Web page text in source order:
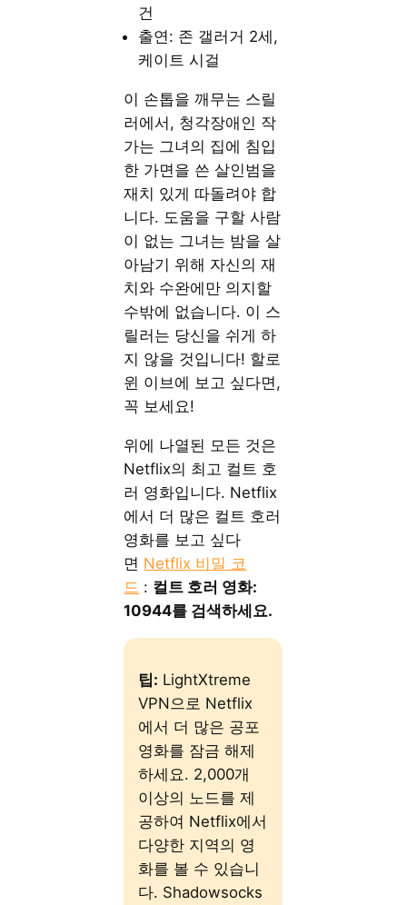
건
출연: 존 갤러거 2세,
케이트 시걸
이 손톱을 깨무는 스릴
러에서, 청각장애인 작
가는 그녀의 집에 침입
한 가면을 쓴 살인범을
재치 있게 따돌려야 합
니다. 도움을 구할 사람
이 없는 그녀는 밤을 살
아남기 위해 자신의 재
치와 수완에만 의지할
수밖에 없습니다. 이 스
릴러는 당신을 쉬게 하
지 않을 것입니다! 할로
윈 이브에 보고 싶다면,
꼭 보세요!
위에 나열된 모든 것은
Netflix의 최고 컬트 호
러 영화입니다. Netflix
에서 더 많은 컬트 호러
영화를 보고 싶다
면 Netflix 비밀 코
드 : 컬트 호러 영화:
10944를 검색하세요.
팁: LightXtreme
VPN으로 Netflix
에서 더 많은 공포
영화를 잠금 해제
하세요. 2,000개
이상의 노드를 제
공하여 Netflix에서
다양한 지역의 영
화를 볼 수 있습니
다. Shadowsocks